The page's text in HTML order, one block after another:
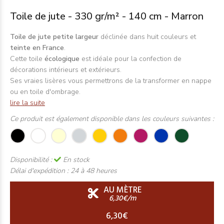
Toile de jute - 330 gr/m² - 140 cm - Marron
Toile de jute petite largeur déclinée dans huit couleurs et
teinte en France.
Cette toile écologique est idéale pour la confection de
décorations intérieurs et extérieurs.
Ses vraies lisères vous permettrons de la transformer en nappe
ou en toile d'ombrage.
lire la suite
Ce produit est également disponible dans les couleurs suivantes :
Disponibilité :
En stock
Délai d'expédition : 24 à 48 heures
AU MÈTRE
6,30€/m
6,30€